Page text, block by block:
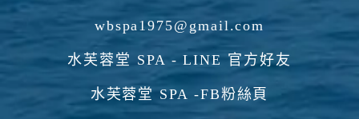
wbspa1975@gmail.com
水芙蓉堂 SPA - LINE 官方好友
水芙蓉堂 SPA -FB粉絲頁